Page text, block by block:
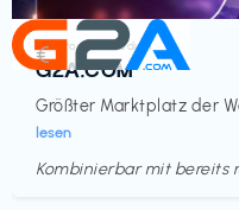
Elektronik & Medien
G2A.COM
Größter Marktplatz der
lesen
€‎
Kombinierbar mit bereits